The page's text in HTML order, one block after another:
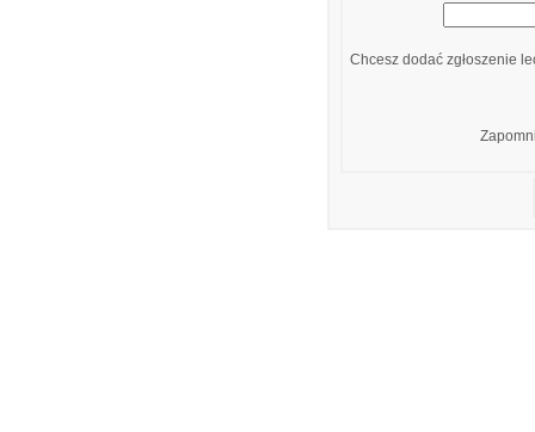
Chcesz dodać zgłoszenie